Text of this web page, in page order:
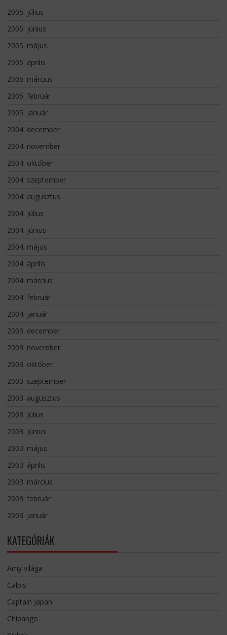
2005. július
2005. június
2005. május
2005. április
2005. március
2005. február
2005. január
2004. december
2004. november
2004. október
2004. szeptember
2004. augusztus
2004. július
2004. június
2004. május
2004. április
2004. március
2004. február
2004. január
2003. december
2003. november
2003. október
2003. szeptember
2003. augusztus
2003. július
2003. június
2003. május
2003. április
2003. március
2003. február
2003. január
KATEGÓRIÁK
Amy világa
Calpis
Captain Japan
Chipango